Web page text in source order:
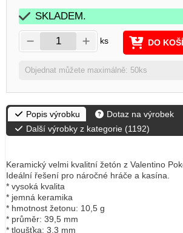
SKLADEM.
ks DO
Objednat můžete maximálně: 50ks
Popis výrobku
Dotaz na výrobek
Další výrobky z kategorie (1192)
Keramický velmi kvalitní žetón z Valentino
Ideální řešení pro náročné hráče a kasína.
* vysoká kvalita
* jemná keramika
* hmotnost žetonu: 10,5 g
* průměr: 39,5 mm
* tloušťka: 3,3 mm